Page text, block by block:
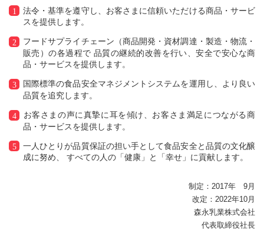
法令・基準を遵守し、お客さまに信頼いただける商品・サービ
スを提供します。
フードサプライチェーン（商品開発・資材調達・製造・物流・
販売）の各過程で 品質の継続的改善を行い、安全で安心な商
品・サービスを提供します。
国際標準の食品安全マネジメントシステムを運用し、より良い
品質を追究します。
お客さまの声に真摯に耳を傾け、お客さま満足につながる商
品・サービスを提供します。
一人ひとりが品質保証の担い手として食品安全と品質の文化醸
成に努め、 すべての人の「健康」と「幸せ」に貢献します。
制定：2017年 9月
改定：2022年10月
森永乳業株式会社
代表取締役社長